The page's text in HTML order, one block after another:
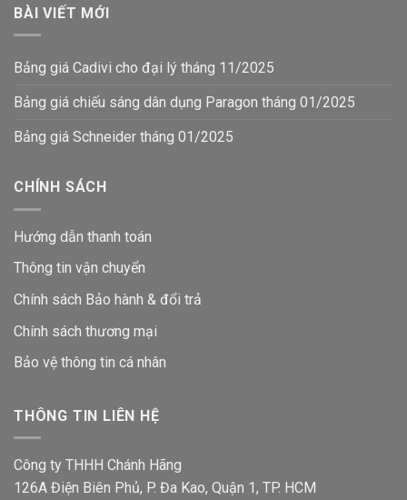
BÀI VIẾT MỚI
Bảng giá Cadivi cho đại lý tháng 11/2025
Bảng giá chiếu sáng dân dụng Paragon tháng 01/2025
Bảng giá Schneider tháng 01/2025
CHÍNH SÁCH
Hướng dẫn thanh toán
Thông tin vận chuyển
Chính sách Bảo hành & đổi trả
Chính sách thương mại
Bảo vệ thông tin cá nhân
THÔNG TIN LIÊN HỆ
Công ty THHH Chánh Hãng
126A Điện Biên Phủ, P. Đa Kao, Quận 1, TP. HCM